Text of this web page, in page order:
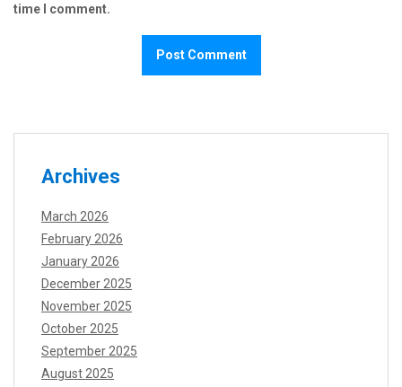
time I comment.
Archives
March 2026
February 2026
January 2026
December 2025
November 2025
October 2025
September 2025
August 2025